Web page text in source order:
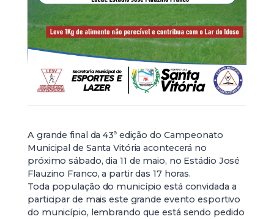
A grande final da 43ª edição do Campeonato
Municipal de Santa Vitória acontecerá no
próximo sábado, dia 11 de maio, no Estádio José
Flauzino Franco, a partir das 17 horas.
Toda população do município está convidada a
participar de mais este grande evento esportivo
do município, lembrando que está sendo pedido